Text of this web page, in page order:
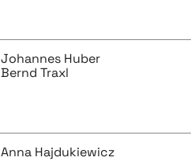
Johannes Huber
Bernd Traxl
Anna Hajdukiewicz